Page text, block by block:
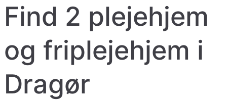
Find 2 plejehjem
og friplejehjem i
Dragør